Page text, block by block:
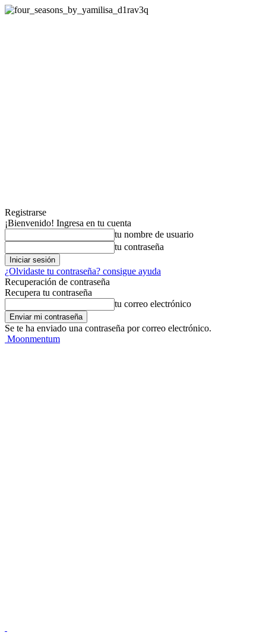
Registrarse
¡Bienvenido! Ingresa en tu cuenta
tu nombre de usuario
tu contraseña
¿Olvidaste tu contraseña? consigue ayuda
Recuperación de contraseña
Recupera tu contraseña
tu correo electrónico
Se te ha enviado una contraseña por correo electrónico.
Moonmentum